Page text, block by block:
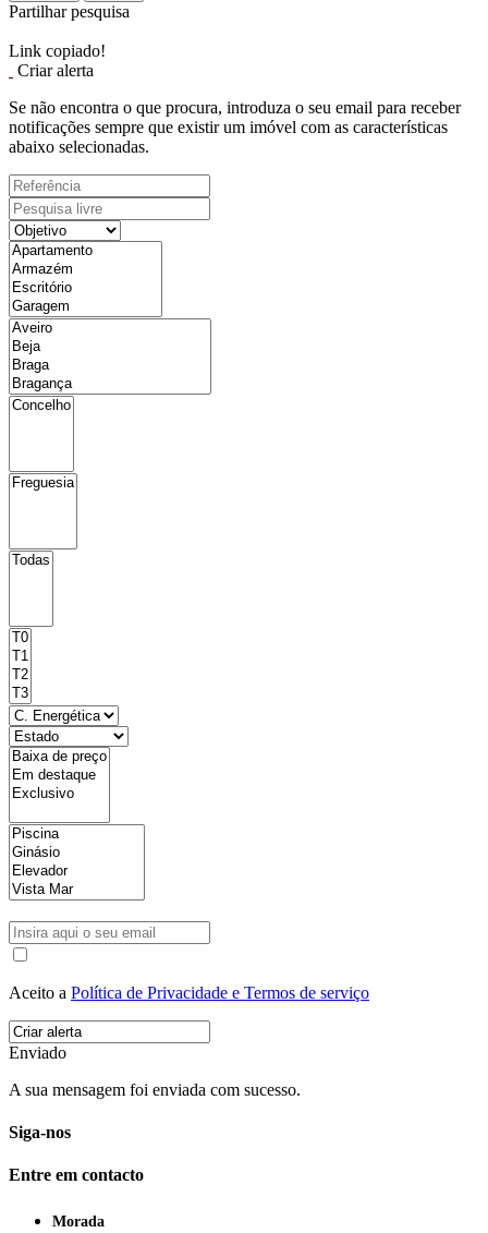
Partilhar pesquisa
Link copiado!
Criar alerta
Se não encontra o que procura, introduza o seu email para receber
notificações sempre que existir um imóvel com as características
abaixo selecionadas.
Aceito a Política de Privacidade e Termos de serviço
Enviado
A sua mensagem foi enviada com sucesso.
Siga-nos
Entre em contacto
Morada